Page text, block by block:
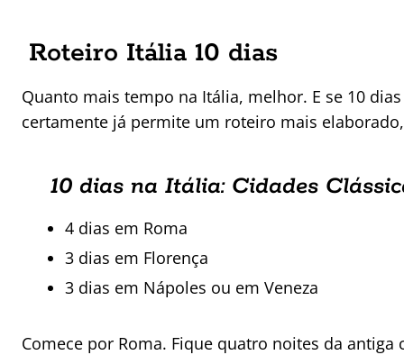
Roteiro Itália 10 dias
Quanto mais tempo na Itália, melhor. E se 10
certamente já permite um roteiro mais
10 dias na Itália: Cidades
4 dias em Roma
3 dias em Florença
3 dias em Nápoles ou em Veneza
Comece por Roma. Fique quatro noites da